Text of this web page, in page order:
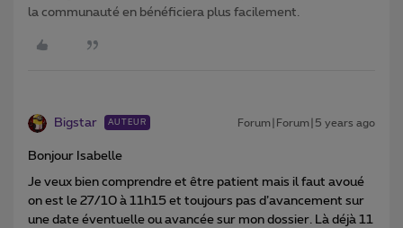
la communauté en bénéficiera plus facilement.
Bigstar AUTEUR Forum|Forum|5 years ago
Bonjour Isabelle
Je veux bien comprendre et être patient mais il faut avoué
on est le 27/10 à 11h15 et toujours pas d’avancement sur
une date éventuelle ou avancée sur mon dossier. Là déjà 11